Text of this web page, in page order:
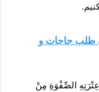
طلب حاجات و
الصِّفْوَةِ مِنْ